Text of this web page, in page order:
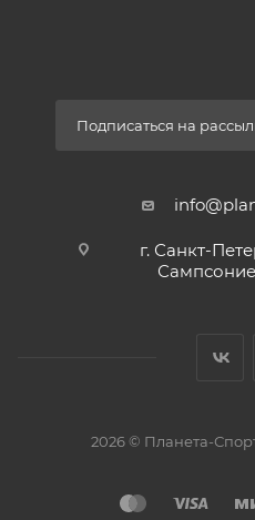
Подписаться на
г. Санкт-
2026 © Планета-